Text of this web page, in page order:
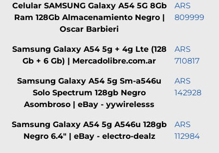
Celular SAMSUNG Galaxy A54 5G 8Gb
Ram 128Gb Almacenamiento Negro |
Oscar Barbieri
ARS
809999
Samsung Galaxy A54 5g + 4g Lte (128
Gb + 6 Gb) | Mercadolibre.com.ar
ARS
710817
Samsung Galaxy A54 5g Sm-a546u
Solo Spectrum 128gb Negro
Asombroso | eBay - yywirelesss
ARS
142928
Samsung Galaxy A54 5g A546u 128gb
Negro 6.4" | eBay - electro-dealz
ARS
112984